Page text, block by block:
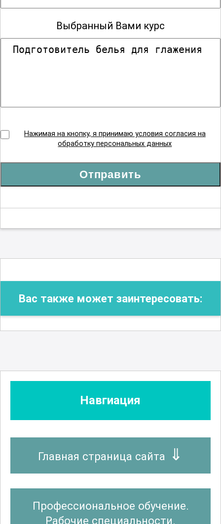
Выбранный Вами курс
Нажимая на кнопку, я принимаю условия согласия на
обработку персональных данных
Отправить
Вас также может заинтересовать:
Навгиация
Главная страница сайта
Профессиональное обучение.
Рабочие специальности.